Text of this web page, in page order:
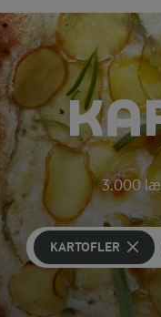
3.000
KARTOFLER